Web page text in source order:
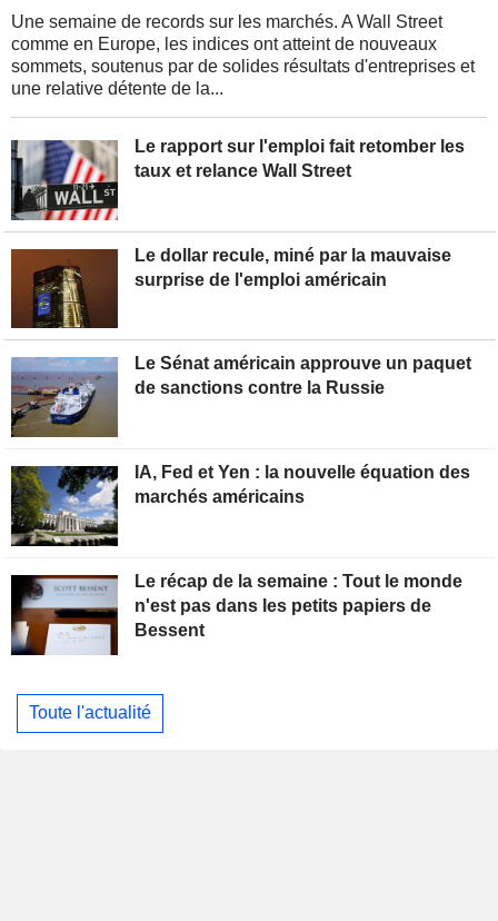
Le rapport sur l'emploi fait retomber les
taux et relance Wall Street
Le dollar recule, miné par la mauvaise
surprise de l'emploi américain
Une semaine de records sur les marchés. A Wall Street
comme en Europe, les indices ont atteint de nouveaux
sommets, soutenus par de solides résultats d'entreprises et
une relative détente de la...
Le Sénat américain approuve un paquet
de sanctions contre la Russie
IA, Fed et Yen : la nouvelle équation des
marchés américains
Le récap de la semaine : Tout le monde
n'est pas dans les petits papiers de
Bessent
Toute l'actualité